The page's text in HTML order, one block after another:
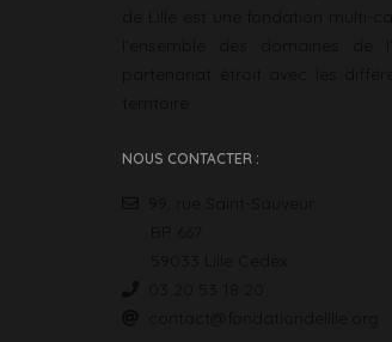
NOUS CONTACTER :